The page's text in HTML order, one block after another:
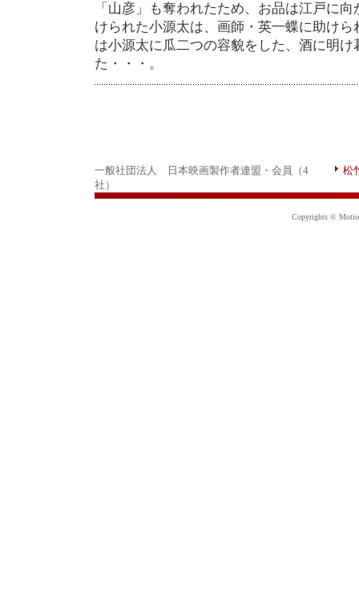
「山彦」も奪われたため、お品は江戸に
けられた小源太は、画師・英一蝶に助け
は小源太に瓜二つの容貌をした、酒に明
た・・・。
一般社団法人 日本映画製作者連盟・会員（4
社）
松
Copyrights ©